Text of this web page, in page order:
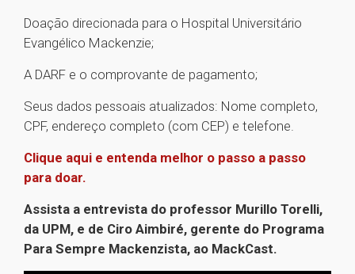
Doação direcionada para o Hospital Universitário
Evangélico Mackenzie;
A DARF e o comprovante de pagamento;
Seus dados pessoais atualizados: Nome completo,
CPF, endereço completo (com CEP) e telefone.
Clique aqui e entenda melhor o passo a passo
para doar.
Assista a entrevista do professor Murillo Torelli,
da UPM, e de Ciro Aimbiré, gerente do Programa
Para Sempre Mackenzista, ao MackCast.